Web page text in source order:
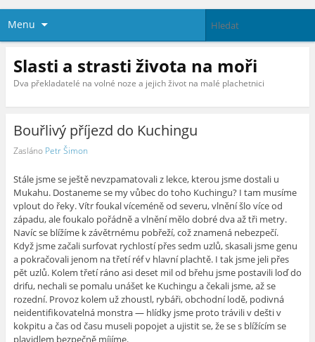
Menu
Slasti a strasti života na moři
Dva překladatelé na volné noze a jejich život na malé plachetnici
Bouřlivý příjezd do Kuchingu
Zasláno Petr Šimon
Stále jsme se ještě nevzpamatovali z lekce, kterou jsme dostali u
Mukahu. Dostaneme se my vůbec do toho Kuchingu? I tam musíme
vplout do řeky. Vítr foukal víceméně od severu, vlnění šlo více od
západu, ale foukalo pořádně a vlnění mělo dobré dva až tři metry.
Navíc se blížíme k závětrnému pobřeží, což znamená nebezpečí.
Když jsme začali surfovat rychlostí přes sedm uzlů, skasali jsme genu
a pokračovali jenom na třetí réf v hlavní plachtě. I tak jsme jeli přes
pět uzlů. Kolem třetí ráno asi deset mil od břehu jsme postavili loď do
drifu, nechali se pomalu unášet ke Kuchingu a čekali jsme, až se
rozední. Provoz kolem už zhoustl, rybáři, obchodní lodě, podivná
neidentifikovatelná monstra — hlídky jsme proto trávili v dešti v
kokpitu a čas od času museli popojet a ujistit se, že se s blížícím se